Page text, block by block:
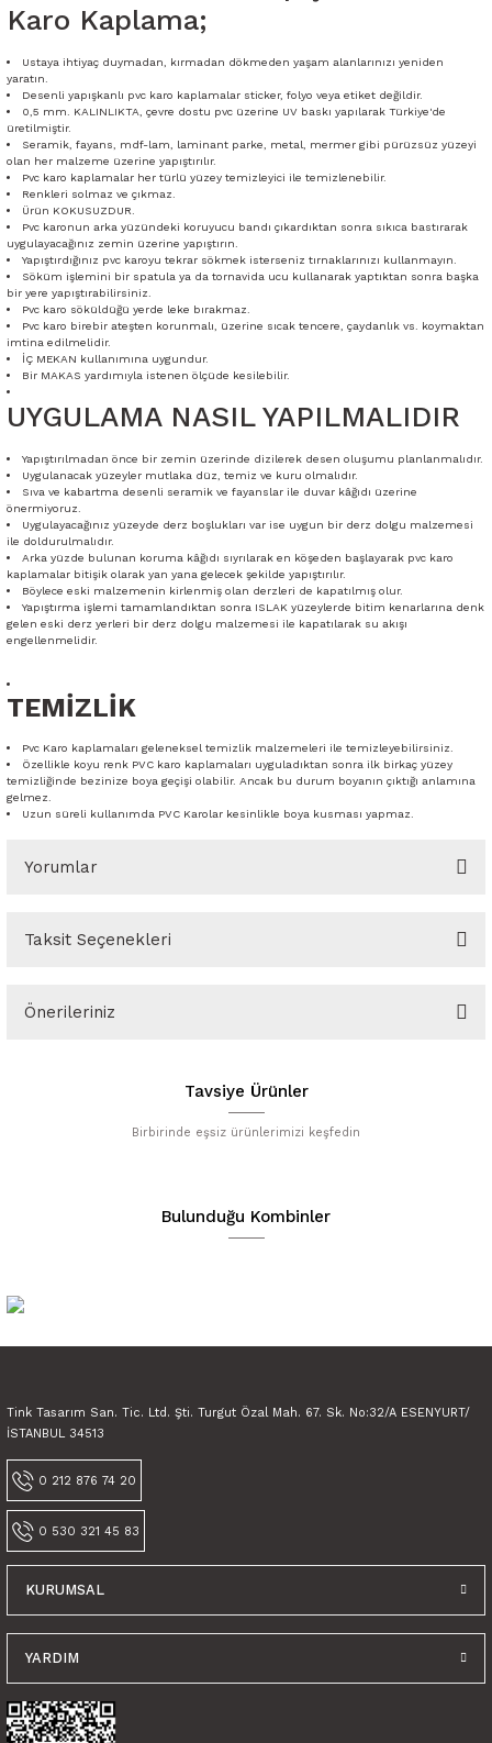
Karo Kaplama;
Ustaya ihtiyaç duymadan, kırmadan dökmeden yaşam alanlarınızı yeniden
yaratın.
Desenli yapışkanlı pvc karo kaplamalar sticker, folyo veya etiket değildir.
0,5 mm. KALINLIKTA, çevre dostu pvc üzerine UV baskı yapılarak Türkiye'de
üretilmiştir.
Seramik, fayans, mdf-lam, laminant parke, metal, mermer gibi pürüzsüz yüzeyi
olan her malzeme üzerine yapıştırılır.
Pvc karo kaplamalar her türlü yüzey temizleyici ile temizlenebilir.
Renkleri solmaz ve çıkmaz.
Ürün KOKUSUZDUR.
Pvc karonun arka yüzündeki koruyucu bandı çıkardıktan sonra sıkıca bastırarak
uygulayacağınız zemin üzerine yapıştırın.
Yapıştırdığınız pvc karoyu tekrar sökmek isterseniz tırnaklarınızı kullanmayın.
Söküm işlemini bir spatula ya da tornavida ucu kullanarak yaptıktan sonra başka
bir yere yapıştırabilirsiniz.
Pvc karo söküldüğü yerde leke bırakmaz.
Pvc karo birebir ateşten korunmalı, üzerine sıcak tencere, çaydanlık vs. koymaktan
imtina edilmelidir.
İÇ MEKAN kullanımına uygundur.
Bir MAKAS yardımıyla istenen ölçüde kesilebilir.
UYGULAMA NASIL YAPILMALIDIR
Yapıştırılmadan önce bir zemin üzerinde dizilerek desen oluşumu planlanmalıdır.
Uygulanacak yüzeyler mutlaka düz, temiz ve kuru olmalıdır.
Sıva ve kabartma desenli seramik ve fayanslar ile duvar kâğıdı üzerine
önermiyoruz.
Uygulayacağınız yüzeyde derz boşlukları var ise uygun bir derz dolgu malzemesi
ile doldurulmalıdır.
Arka yüzde bulunan koruma kâğıdı sıyrılarak en köşeden başlayarak pvc karo
kaplamalar bitişik olarak yan yana gelecek şekilde yapıştırılır.
Böylece eski malzemenin kirlenmiş olan derzleri de kapatılmış olur.
Yapıştırma işlemi tamamlandıktan sonra ISLAK yüzeylerde bitim kenarlarına denk
gelen eski derz yerleri bir derz dolgu malzemesi ile kapatılarak su akışı
engellenmelidir.
TEMİZLİK
Pvc Karo kaplamaları geleneksel temizlik malzemeleri ile temizleyebilirsiniz.
Özellikle koyu renk PVC karo kaplamaları uyguladıktan sonra ilk birkaç yüzey
temizliğinde bezinize boya geçişi olabilir. Ancak bu durum boyanın çıktığı anlamına
gelmez.
Uzun süreli kullanımda PVC Karolar kesinlikle boya kusması yapmaz.
Yorumlar
Taksit Seçenekleri
Önerileriniz
konularda yetersiz gördüğünüz noktaları öneri formunu kullanarak
Görüş ve önerileriniz için teşekkür ederiz.
Ürün açıklamasında eksik bilgiler bulunuyor.
Ürün bilgilerinde hatalar bulunuyor.
Tavsiye Ürünler
Birbirinde eşsiz ürünlerimizi keşfedin
Tink Kendinden Yapışkanlı Parke Kaplama Mermer Desenli Pvc Yer
Bulunduğu Kombinler
Tink Tasarım San. Tic. Ltd. Şti. Turgut Özal Mah. 67. Sk. No:32/A ESENYURT/
İSTANBUL 34513
0 212 876 74 20
0 530 321 45 83
KURUMSAL
YARDIM